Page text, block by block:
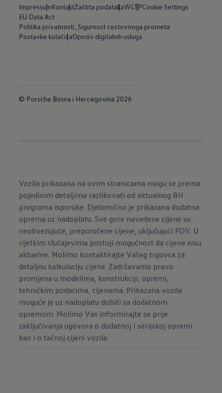
ImpressumKontaktZaštita podatakaWLTPCookie Settings
EU Data Act
Politika privatnosti_Sigurnost cestovnoga prometa
Postavke kolačićaOpoziv digitalnih usluga
© Porsche Bosna i Hercegovina 2026
Vozila prikazana na ovim stranicama mogu se prema
pojedinim detaljima razlikovati od aktualnog BH
programa isporuke. Djelomično je prikazana dodatna
oprema uz nadoplatu. Sve gore navedene cijene su
neobvezujuće, preporučene cijene, uključujući PDV. U
rijetkim slučajevima postoji mogućnost da cijene nisu
aktuelne. Molimo kontaktirajte Vašeg trgovca za
detaljnu kalkulaciju cijene. Zadržavamo pravo
promjena u modelima, konstrukciji, opremi,
tehničkim podacima, cijenama. Prikazana vozila
moguće je uz nadoplatu dobiti sa dodatnom
opremom. Molimo Vas informirajte se prije
zaključivanja ugovora o dodatnoj i serijskoj opremi
kao i o tačnoj cijeni vozila.